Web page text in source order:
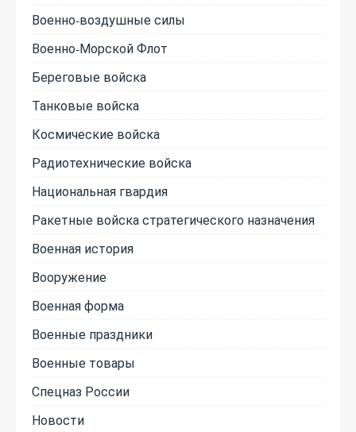
Военно-воздушные силы
Военно-Морской Флот
Береговые войска
Танковые войска
Космические войска
Радиотехнические войска
Национальная гвардия
Ракетные войска стратегического назначения
Военная история
Вооружение
Военная форма
Военные праздники
Военные товары
Спецназ России
Новости